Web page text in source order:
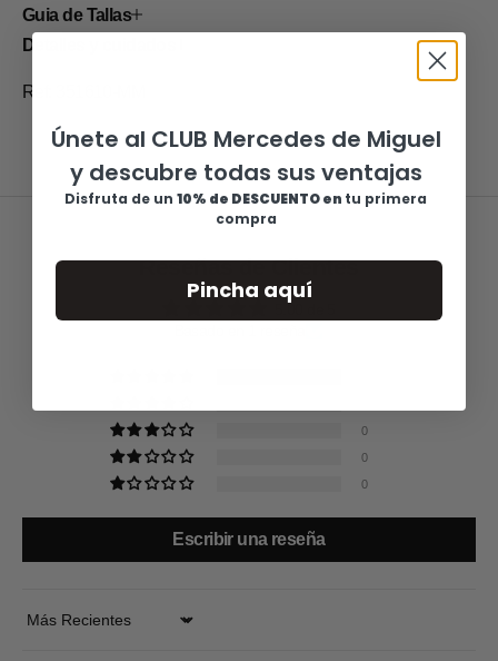
Guia de Tallas
Detalles y cuidados
Ref: 351610-MM
Reseñas de Clientes
0
0
0
Escribir una reseña
Sort by
Únete al CLUB Mercedes de Miguel
y descubre todas sus ventajas
Disfruta de un 10% de DESCUENTO en tu primera
compra
Pincha aquí